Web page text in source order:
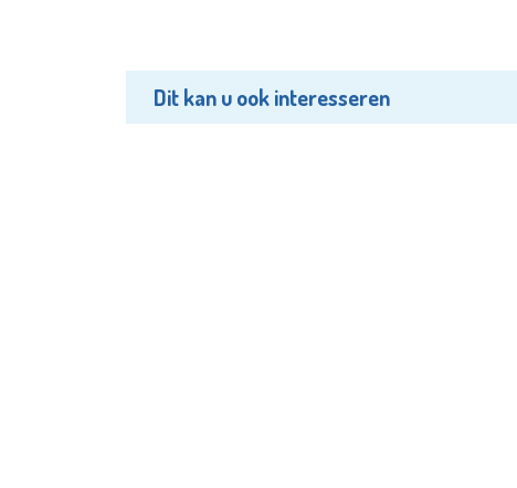
Dit kan u ook interesseren